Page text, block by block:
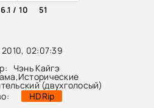
2010, 02:07:39
Чэнь Кайгэ
,Исторические
(двухголосый)
HDRip
6.1 / 10
51